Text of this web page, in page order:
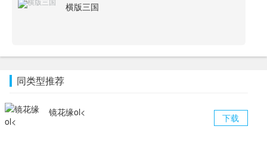
横版三国
同类型推荐
下载
镜花缘ol<